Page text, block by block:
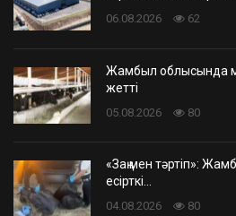
06.08.2026 62
Жамбыл облысында
жетті
05.08.2026 80
«Заң мен тәртіп»:
есірткі…
04.08.2026 80